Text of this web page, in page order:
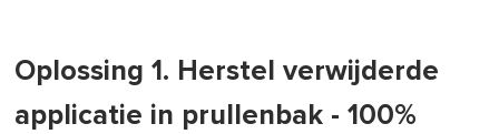
Oplossing 1. Herstel verwijderde
applicatie in prullenbak - 100%